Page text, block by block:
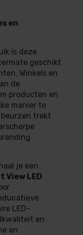
en
is deze
geschikt
Winkels en
de
producten en
manier te
trekt
je een
View LED
LED-
en
en